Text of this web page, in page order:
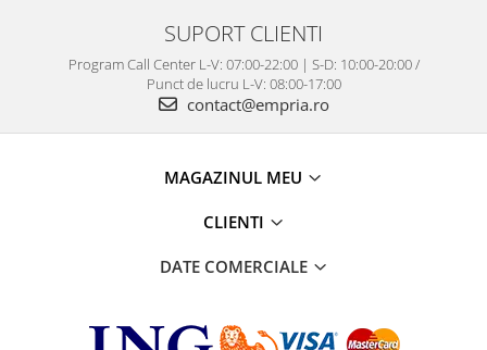
SUPORT CLIENTI
Program Call Center L-V: 07:00-22:00 | S-D: 10:00-20:00 /
Punct de lucru L-V: 08:00-17:00
contact@empria.ro
MAGAZINUL MEU
CLIENTI
DATE COMERCIALE